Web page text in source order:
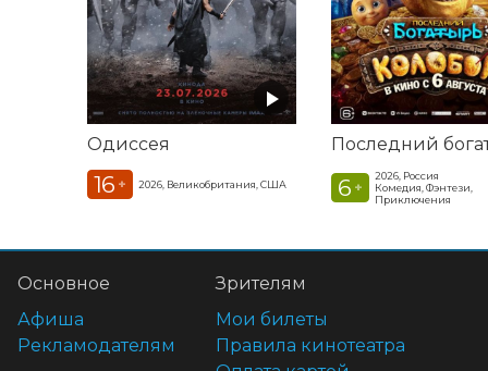
Одиссея
16 + 2026, Великобритания, США 6 +
2026, Россия
Комедия, Фэнтези,
Приключения
Основное
Афиша
Рекламодателям
Зрителям
Мои билеты
Правила кинотеатра